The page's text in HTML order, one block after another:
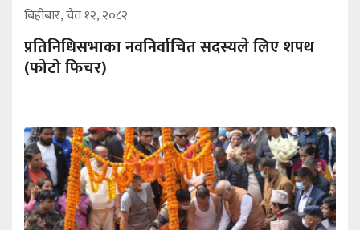
बिहीबार, चैत १२, २०८२
प्रतिनिधिसभाका नवनिर्वाचित सदस्यले लिए शपथ
‍‌(फोटो फिचर)